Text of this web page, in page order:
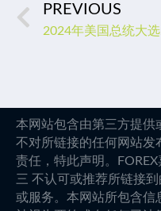
PREVIOUS
本网站包含由第三方提供
不对所链接的任何网站发
责任，特此声明。
三 不认可或推荐所链接
或服务。本网站所包含信